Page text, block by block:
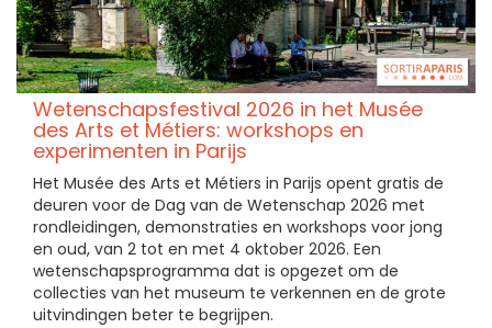
Wetenschapsfestival 2026 in het Musée
des Arts et Métiers: workshops en
experimenten in Parijs
Het Musée des Arts et Métiers in Parijs opent gratis de
deuren voor de Dag van de Wetenschap 2026 met
rondleidingen, demonstraties en workshops voor jong
en oud, van 2 tot en met 4 oktober 2026. Een
wetenschapsprogramma dat is opgezet om de
collecties van het museum te verkennen en de grote
uitvindingen beter te begrijpen.